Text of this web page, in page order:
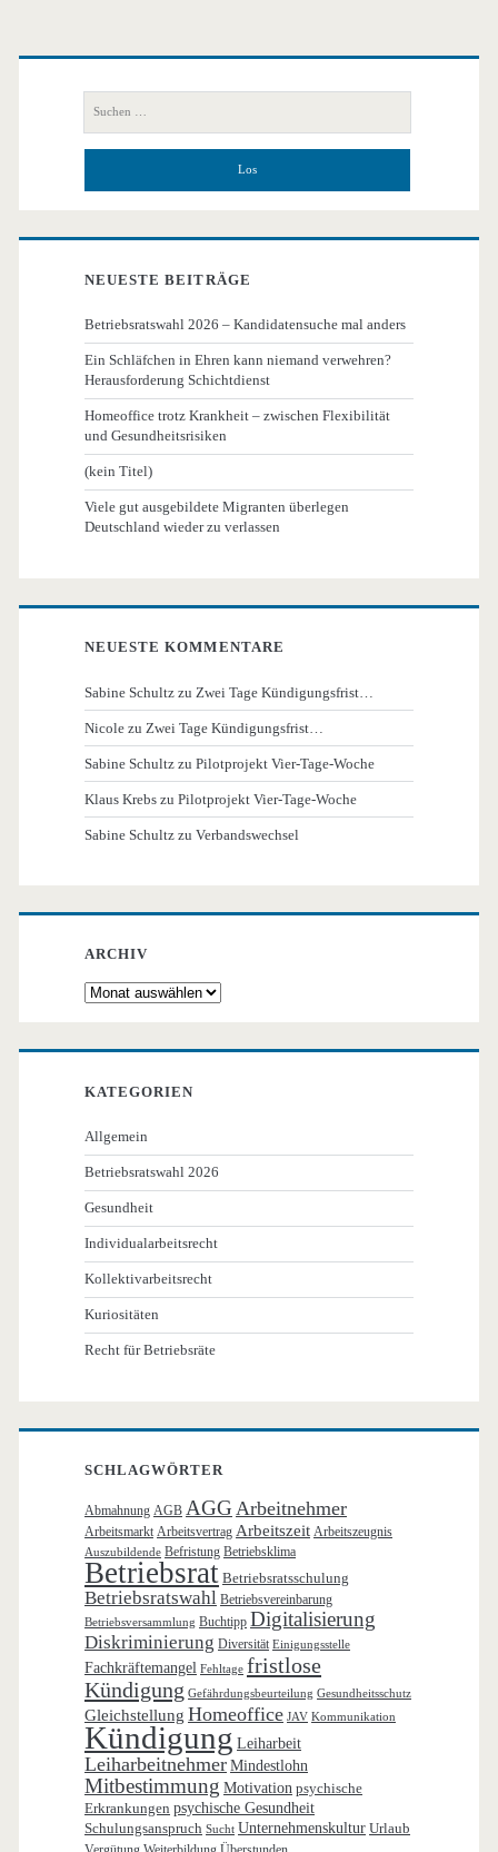
Primäre
Seitenleiste
nach:
NEUESTE BEITRÄGE
Betriebsratswahl 2026 – Kandidatensuche mal anders
Ein Schläfchen in Ehren kann niemand verwehren?
Herausforderung Schichtdienst
Homeoffice trotz Krankheit – zwischen Flexibilität
und Gesundheitsrisiken
(kein Titel)
Viele gut ausgebildete Migranten überlegen
Deutschland wieder zu verlassen
NEUESTE KOMMENTARE
Sabine Schultz zu Zwei Tage Kündigungsfrist…
Nicole zu Zwei Tage Kündigungsfrist…
Sabine Schultz zuPilotprojekt Vier-Tage-Woche
Klaus Krebs zuPilotprojekt Vier-Tage-Woche
Sabine Schultz zuVerbandswechsel
ARCHIV
Archiv
KATEGORIEN
Allgemein
Betriebsratswahl 2026
Gesundheit
Individualarbeitsrecht
Kollektivarbeitsrecht
Kuriositäten
Recht für Betriebsräte
SCHLAGWÖRTER
Abmahnung AGB AGG Arbeitnehmer
Arbeitsmarkt Arbeitsvertrag Arbeitszeit Arbeitszeugnis
Auszubildende Befristung Betriebsklima
Betriebsrat Betriebsratsschulung
Betriebsratswahl Betriebsvereinbarung
Betriebsversammlung Buchtipp Digitalisierung
Diskriminierung Diversität Einigungsstelle
Fachkräftemangel Fehltage fristlose
Kündigung Gefährdungsbeurteilung Gesundheitsschutz
Gleichstellung Homeoffice JAV Kommunikation
Kündigung Leiharbeit
Leiharbeitnehmer Mindestlohn
Mitbestimmung Motivation psychische
Erkrankungen psychische Gesundheit
Schulungsanspruch Sucht Unternehmenskultur Urlaub